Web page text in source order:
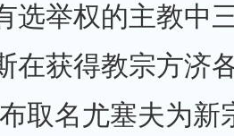
选举权的主教中
在获得教宗方济
取名尤塞夫为新